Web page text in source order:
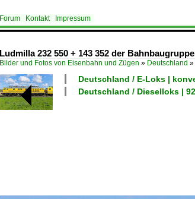
Forum Kontakt Impressum
Ludmilla 232 550 + 143 352 der
Bilder und Fotos von Eisenbahn und Zügen » Deutschland »
Deutschland / E-Loks |
Deutschland / Dieselloks |